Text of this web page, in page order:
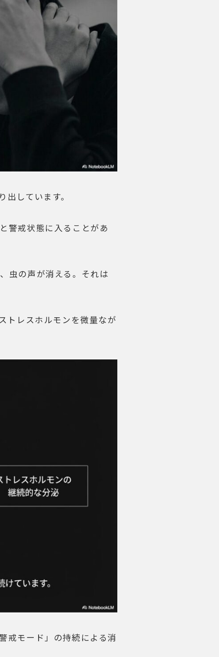
しています。
警戒状態に入ることがあ
虫の声が消える。それは
トレスホルモンを微量なが
戒モード」の持続による消